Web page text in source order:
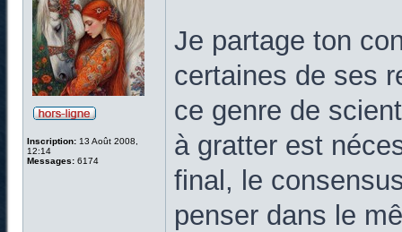
Inscription: 13 Août 2008,
12:14
Messages: 6174
Je partage ton
certaines de ses
ce genre de
à gratter est
final, le
penser dans le